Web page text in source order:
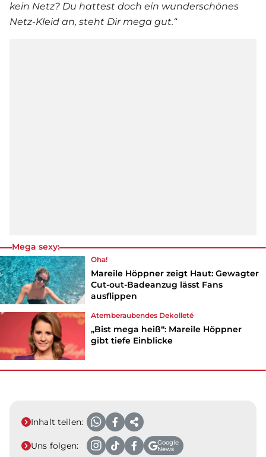
kein Netz? Du hattest doch ein wunderschönes
Netz-Kleid an, steht Dirmega gut.“
Mega sexy:
Oha!
Mareile Höppner zeigt Haut: Gewagter
Cut-out-Badeanzug lässt Fans
ausflippen
Atemberaubendes Dekolleté
„Bist mega heiß“: Mareile Höppner
gibt tiefe Einblicke
Inhalt teilen:
Uns folgen:
Google
News